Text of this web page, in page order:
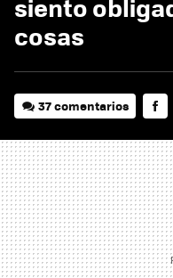
cosas
37 comentarios